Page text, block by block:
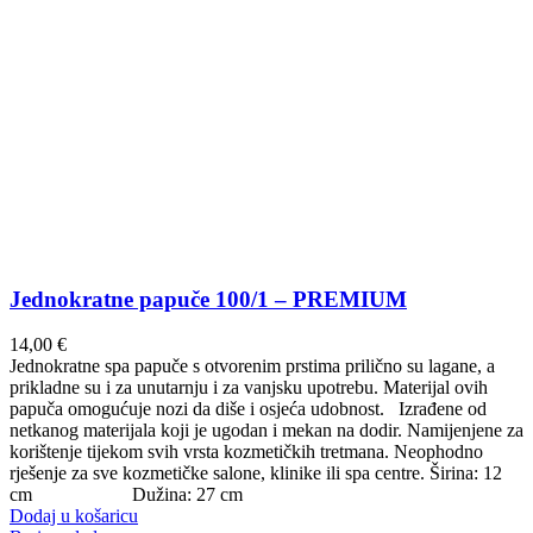
Jednokratne papuče 100/1 – PREMIUM
14,00 €
Jednokratne spa papuče s otvorenim prstima prilično su lagane, a
prikladne su i za unutarnju i za vanjsku upotrebu. Materijal ovih
papuča omogućuje nozi da diše i osjeća udobnost. Izrađene od
netkanog materijala koji je ugodan i mekan na dodir. Namijenjene za
korištenje tijekom svih vrsta kozmetičkih tretmana. Neophodno
rješenje za sve kozmetičke salone, klinike ili spa centre. Širina: 12
cm Dužina: 27 cm
Dodaj u košaricu